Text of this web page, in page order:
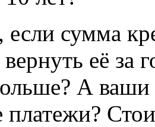
сумма
её за
А ваши